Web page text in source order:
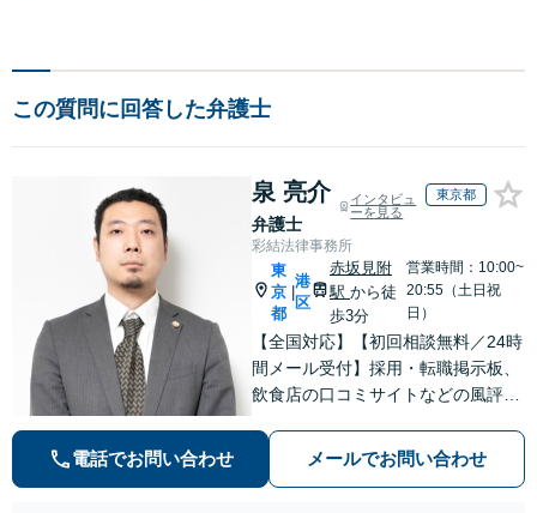
この質問に回答した弁護士
泉 亮介
弁護士
インタビュ
ーを見る
東京都
彩結法律事務所
東
京
都
港
区
赤坂見附
駅 から徒
歩3分
営業時間：10:00~
20:55（土日祝
日）
【全国対応】【初回相談無料／24時
間メール受付】採用・転職掲示板、
飲食店の口コミサイトなどの風評被
の種類を問わず相談可。可能な限り
早期対応で駆けつけサポート【労
電話でお問い合わせ メールでお問い合わせ